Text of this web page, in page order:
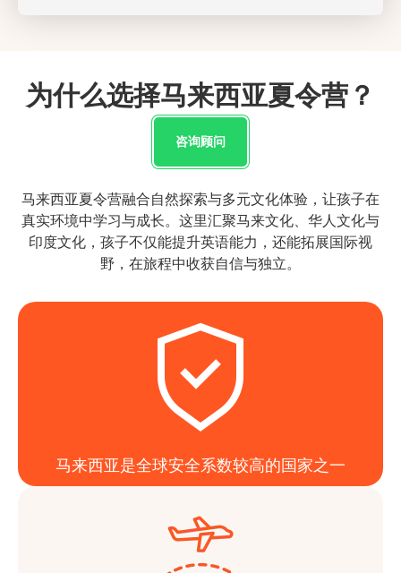
为什么选择马来西亚夏令营？
咨询顾问
马来西亚夏令营融合自然探索与多元文化体验，让孩子在
真实环境中学习与成长。这里汇聚马来文化、华人文化与
印度文化，孩子不仅能提升英语能力，还能拓展国际视
野，在旅程中收获自信与独立。
马来西亚是全球安全系数较高的国家之一